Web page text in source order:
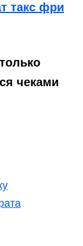
такс фри
чеками